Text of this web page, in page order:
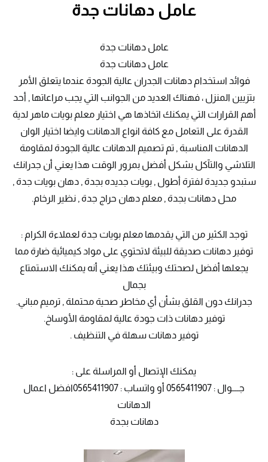
عامل دهانات جدة
عامل دهانات جدة
عامل دهانات جدة
فوائد استخدام دهانات الجدران عالية الجودة عندما يتعلق الأمر
بتزيين المنزل ، فهناك العديد من الجوانب التي يجب مراعاتها , أحد
أهم القرارات التي يمكنك اتخاذها هي اختيار معلم بويات ماهر لدية
القدرة على التعامل مع كافة انواع الدهانات وايضا اختيار الوان
الدهانات المناسبة , تم تصميم الدهانات عالية الجودة لمقاومة
التلاشي والتآكل بشكل أفضل بمرور الوقت هذا يعني أن جدرانك
ستبدو جديدة لفترة أطول , بويات جديده بجدة , دهان بويات جدة ,
محل دهانات بجدة , معلم دهان حراج جدة , نظير الرخام.
توجد الكثير من التي يقدمها معلم بويات جدة لعملاءة الكرام :
توفير دهانات صديقة للبيئة لاتحتوي على مواد كيميائية ضارة مما
يجعلها أفضل لصحتك وبيئتك هذا يعني أنه يمكنك الاستمتاع
بجمال
جدرانك دون القلق بشأن أي مخاطر صحية محتملة , ترميم مباني.
توفير دهانات ذات جودة عالية لمقاومة الأوساخ.
توفير دهانات سهلة في التنظيف .
يمكنك الإتصال أو المراسلة على :
جــــوال : 0565411907 أو واتساب : 0565411907افضل اعمال
الدهانات
دهانات بجدة